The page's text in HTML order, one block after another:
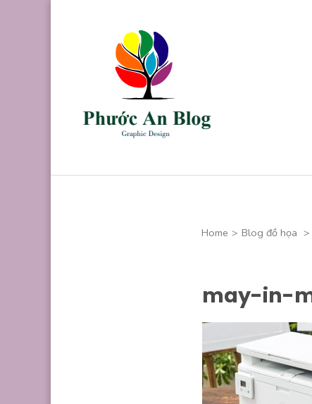
Home > Blog đồ họa >
may-in-